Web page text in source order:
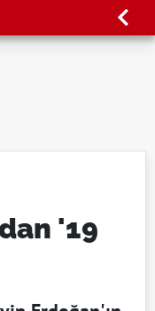
'19